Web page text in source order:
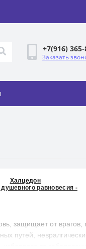
+7(916)
Заказать
Халцедон
равновесия -
защищает от врагов,
путей,